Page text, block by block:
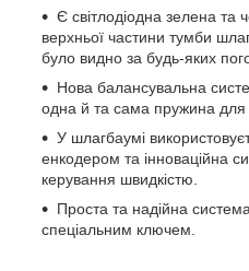
Є світлодіодна зелена та
верхньої частини тумби
було видно за будь-яких
Нова балансувальна
одна й та сама пружина для
У шлагбаумі
енкодером та інноваційна
керування швидкістю.
Проста та надійна
спеціальним ключем.